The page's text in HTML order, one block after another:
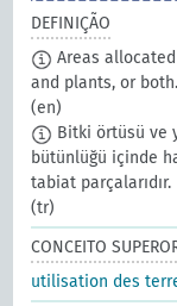
DEFINIÇÃO
Areas
and plants, or both.
(en)
Bitki örtüsü ve
bütünlüğü içinde
tabiat parçalarıdır.
(tr)
CONCEITO
utilisation des